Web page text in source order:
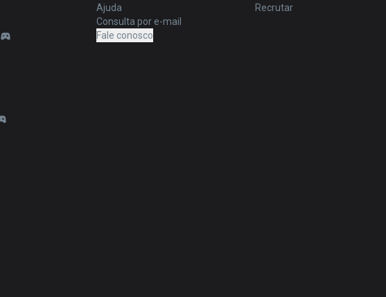
Ajuda
Consulta por e-mail
Fale conosco
Recrutar